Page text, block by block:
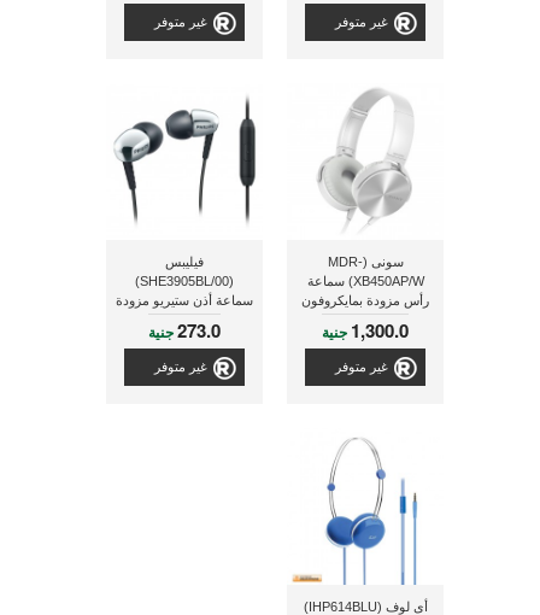
غير متوفر غير متوفر
سونى (MDR-
XB450AP/W) سماعة
رأس مزودة بمايكروفون
للتليفونات المحمولة
الذكية
1,300.0 جنية
غير متوفر
فيليبس
(SHE3905BL/00)
سماعة أذن ستيريو مزودة
بمايكروفون, ذو لون فضى
273.0جنية
غير متوفر
أى لوف (IHP614BLU)